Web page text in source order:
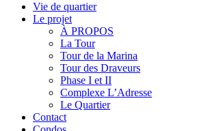
Vie de quartier
Le projet
À PROPOS
La Tour
Tour de la Marina
Tour des Draveurs
Phase I et II
Complexe L’Adresse
Le Quartier
Contact